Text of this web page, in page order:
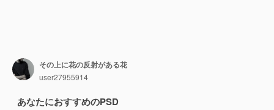
その上に花の反射がある花
user27955914
あなたにおすすめのPSD